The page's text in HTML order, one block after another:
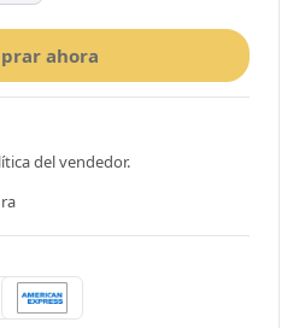
ahora
del vendedor.